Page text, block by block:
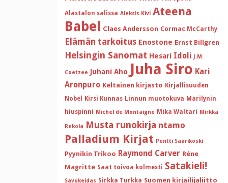
Alastalon salissa Aleksis Kivi Ateena
Babel Claes Andersson Cormac McCarthy
Elämän tarkoitus Enostone Ernst Billgren
Helsingin Sanomat Hesari Idoli J.M.
Coetzee Juhani Aho Juha Siro Kari
Aronpuro Keltainen kirjasto Kirjallisuuden
Nobel
Kirsi Kunnas Linnun muotokuva Marilynin
hiuspinni Michel de Montaigne Mika Waltari Mirkka
Rekola Musta runokirja ntamo
Palladium Kirjat Pentti Saarikoski
Pyynikin Trikoo Raymond Carver Réne
Magritte Saat toivoa kolmesti Satakieli!
Savukeidas Sirkka Turkka Suomen kirjailijaliitto